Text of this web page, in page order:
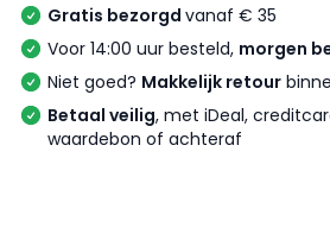
Gratis bezorgd vanaf € 35
Voor 14:00 uur besteld, morgen
Niet goed? Makkelijk retour
Betaal veilig, met iDeal,
waardebon of achteraf